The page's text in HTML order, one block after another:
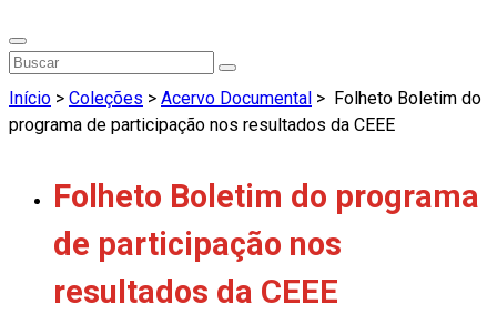
Início > Coleções > Acervo Documental > Folheto Boletim do
programa de participação nos resultados da CEEE
Folheto Boletim do programa
de participação nos
resultados da CEEE